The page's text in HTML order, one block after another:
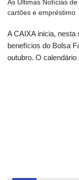
As Últimas Notícias
cartões e empréstimo
A CAIXA inicia, nesta
benefícios do Bolsa
outubro. O